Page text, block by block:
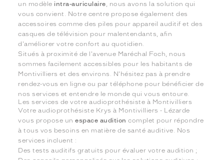
un modèle intra-auriculaire, nous avons la solution qui
vous convient. Notre centre propose également des
accessoires comme des piles pour appareil auditif et des
casques de télévision pour malentendants, afin
d'améliorer votre confort au quotidien.
Situés à proximité de l'avenue Maréchal Foch, nous
sommes facilement accessibles pour les habitants de
Montivilliers et des environs. N'hésitez pas à prendre
rendez-vous en ligne ou par téléphone pour bénéficier de
nos services et entendre le monde qui vous entoure.
Les services de votre audioprothésiste à Montivilliers
Votre audioprothésiste Krys à Montivilliers - Lézarde
vous propose unespace audition complet pour répondre
à tous vos besoins en matière de santé auditive. Nos
services incluent :
Des tests auditifs gratuits pour évaluer votre audition ;